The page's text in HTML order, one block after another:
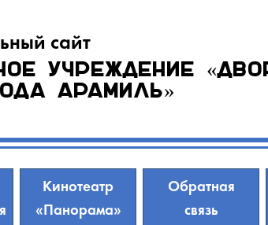
сайт
учреждение
Арамиль»
Кинотеатр
«Панорама»
Обратная
связь